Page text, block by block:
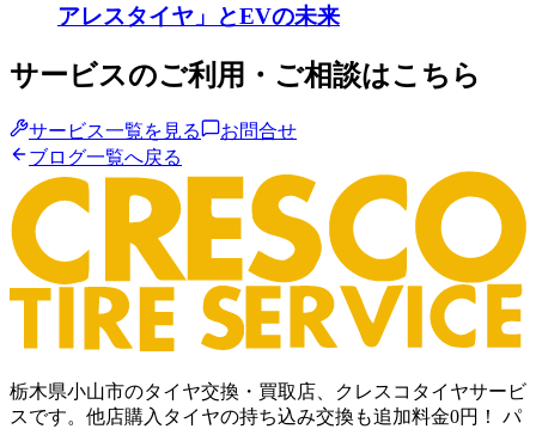
アレスタイヤ」とEVの未来
サービスのご利用・ご相談はこちら
サービス一覧を見る
お問合せ
ブログ一覧へ戻る
栃木県小山市のタイヤ交換・買取店、クレスコタイヤサービ
スです。他店購入タイヤの持ち込み交換も追加料金0円！ パ